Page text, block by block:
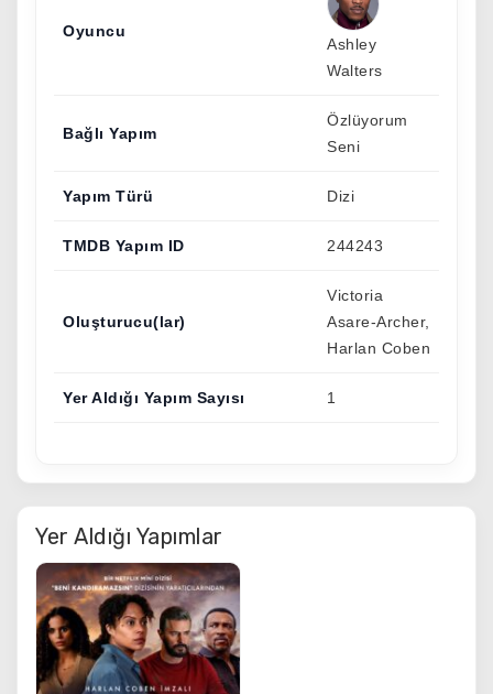
Oyuncu
Ashley
Walters
Bağlı Yapım
Özlüyorum
Seni
Yapım Türü Dizi
TMDB Yapım ID 244243
Oluşturucu(lar)
Victoria
Asare-Archer,
Harlan Coben
Yer Aldığı Yapım Sayısı 1
Yer Aldığı Yapımlar